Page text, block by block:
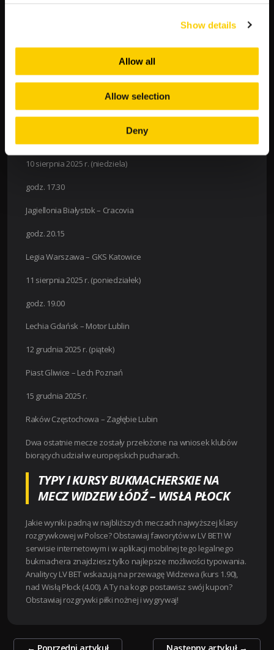
Show details
Allow all
Allow selection
Deny
Górnik Zabrze – Bruk-Bet Termalica Nieciecza
9 sierpnia 2025 r. (sobota)
Arka Gdynia – Pogoń Szczecin
godz. 20.15
10 sierpnia 2025 r. (niedziela)
godz. 17.30
Jagiellonia Białystok – Cracovia
godz. 20.15
Legia Warszawa – GKS Katowice
11 sierpnia 2025 r. (poniedziałek)
godz. 19.00
Lechia Gdańsk – Motor Lublin
12 grudnia 2025 r. (piątek)
Piast Gliwice – Lech Poznań
15 grudnia 2025 r.
Raków Częstochowa – Zagłębie Lubin
Dwa ostatnie mecze zostały przełożone na wniosek klubów
biorących udział w europejskich pucharach.
TYPY I KURSY BUKMACHERSKIE NA
MECZ WIDZEW ŁÓDŹ – WISŁA PŁOCK
Jakie wyniki padną w najbliższych meczach najwyższej klasy
rozgrywkowej w Polsce? Obstawiaj faworytów w LV BET! W
serwisie internetowym i w aplikacji mobilnej tego legalnego
bukmachera znajdziesz tylko najlepsze możliwości typowania.
Analitycy LV BET wskazują na przewagę Widzewa (kurs 1.90),
nad Wisłą Płock (4.00). A Ty na kogo postawisz swój kupon?
Obstawiaj rozgrywki piłki nożnej i wygrywaj!